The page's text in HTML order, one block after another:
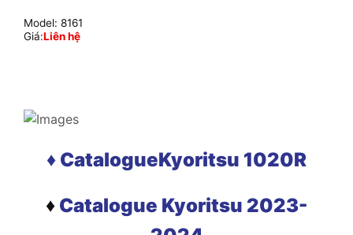
Model: 8161
Giá:Liên hệ
♦ CatalogueKyoritsu 1020R
♦ Catalogue Kyoritsu 2023-